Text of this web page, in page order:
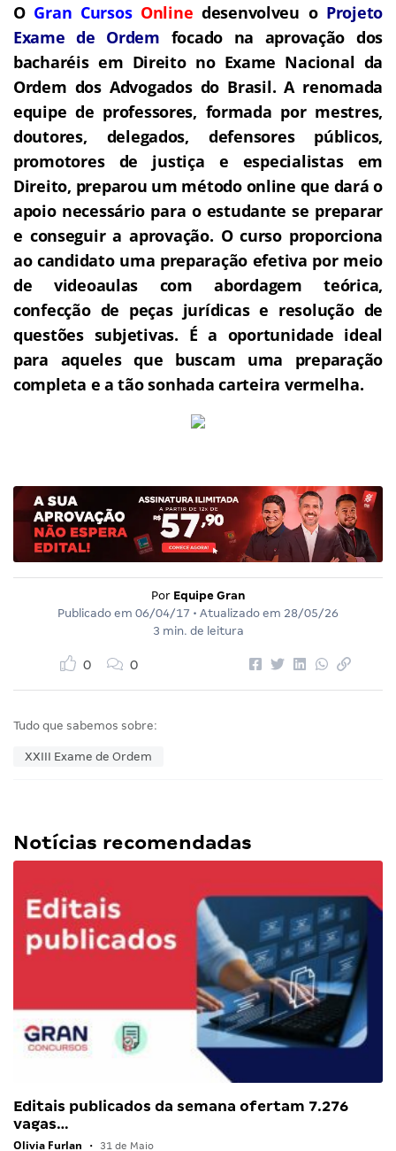
O Gran Cursos Online desenvolveu o Projeto
Exame de Ordem focado na aprovação dos
bacharéis em Direito no Exame Nacional da
Ordem dos Advogados do Brasil. A renomada
equipe de professores, formada por mestres,
doutores, delegados, defensores públicos,
promotores de justiça e especialistas em
Direito, preparou um método online que dará o
apoio necessário para o estudante se preparar
e conseguir a aprovação. O curso proporciona
ao candidato uma preparação efetiva por meio
de videoaulas com abordagem teórica,
confecção de peças jurídicas e resolução de
questões subjetivas. É a oportunidade ideal
para aqueles que buscam uma preparação
completa e a tão sonhada carteira vermelha.
Por Equipe Gran
Publicado em 06/04/17 • Atualizado em 28/05/26
3 min. de leitura
0 0
Tudo que sabemos sobre:
XXIII Exame de Ordem
Notícias recomendadas
Editais publicados da semana ofertam 7.276
vagas…
Olivia Furlan • 31 de Maio